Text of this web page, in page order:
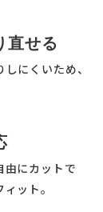
直せる
にくいため、
由にカットで
ット。